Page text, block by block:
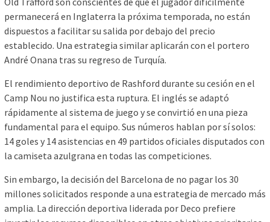
permanecerá en Inglaterra la próxima temporada, no están
dispuestos a facilitar su salida por debajo del precio
establecido. Una estrategia similar aplicarán con el portero
André Onana tras su regreso de Turquía.
El rendimiento deportivo de Rashford durante su cesión en el
Camp Nou no justifica esta ruptura. El inglés se adaptó
rápidamente al sistema de juego y se convirtió en una pieza
fundamental para el equipo. Sus números hablan por sí solos:
14 goles y 14 asistencias en 49 partidos oficiales disputados con
la camiseta azulgrana en todas las competiciones.
Sin embargo, la decisión del Barcelona de no pagar los 30
millones solicitados responde a una estrategia de mercado más
amplia. La dirección deportiva liderada por Deco prefiere